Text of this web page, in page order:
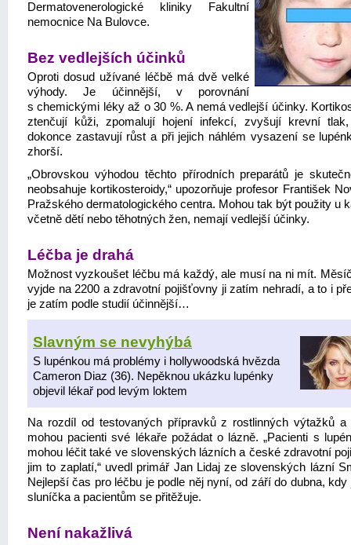
Dermatovenerologické kliniky Fakultní
nemocnice Na Bulovce.
Bez vedlejších účinků
Oproti dosud užívané léčbě má dvě velké
výhody. Je účinnější, v porovnání
s chemickými léky až o 30 %. A nemá vedlejší účinky.
ztenčují kůži, zpomalují hojení infekcí, zvyšují krevní
dokonce zastavují růst a při jejich náhlém vysazení se
zhorší.
„Obrovskou výhodou těchto přírodních preparátů je
neobsahuje kortikosteroidy,“ upozorňuje profesor František
Pražského dermatologického centra. Mohou tak být použity u
včetně dětí nebo těhotných žen, nemají vedlejší účinky.
Léčba je drahá
Možnost vyzkoušet léčbu má každý, ale musí na ni mít.
vyjde na 2200 a zdravotní pojišťovny ji zatím nehradí, a to i
je zatím podle studií účinnější…
Slavným se nevyhýbá
S lupénkou má problémy i hollywoodská hvězda
Cameron Diaz (36). Nepěknou ukázku lupénky
objevil lékař pod levým loktem
Na rozdíl od testovaných přípravků z rostlinných výtažků a
mohou pacienti své lékaře požádat o lázně. „Pacienti s
mohou léčit také ve slovenských lázních a české zdravotní
jim to zaplatí,“ uvedl primář Jan Lidaj ze slovenských lázní
Nejlepší čas pro léčbu je podle něj nyní, od září do dubna, kdy
sluníčka a pacientům se přitěžuje.
Není nakažlivá